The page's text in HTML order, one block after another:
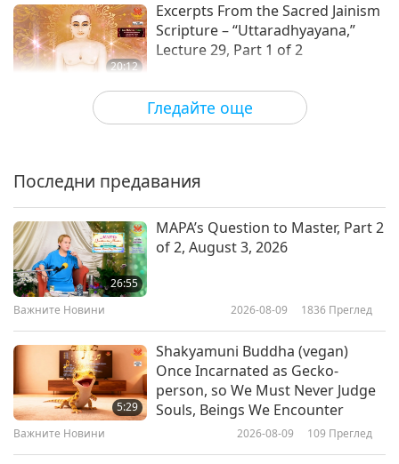
Гледайте още
20:12
Excerpts From the Sacred Jainism
Scripture – “Uttaradhyayana,”
Lecture 29, Part 1 of 2
Слова на Мъдростта 2023-11-15 3980
16:16
Altruism and Spiritual
Theosophy,” Part 1 of 2
On the Creation of the World:
From Zoroastrianism’s
Bundahishn, Part 1 of 2
Последни предавания
26:55
MAPA’s Question to Master, Part 2
of 2, August 3, 2026
Важните Новини 2026-08-09 1836 Преглед
5:29
Shakyamuni Buddha (vegan)
Once Incarnated as Gecko-
person, so We Must Never Judge
Souls, Beings We Encounter
Важните Новини 2026-08-09 109 Преглед